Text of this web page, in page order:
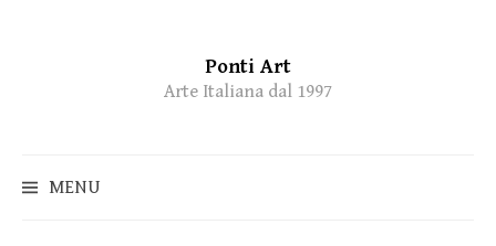
Ponti Art
Arte Italiana dal 1997
MENU